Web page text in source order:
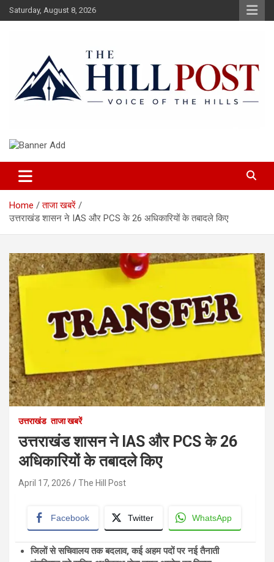
Skip
to
Saturday, August 8, 2026
The Hillpost
Home
ताजा खबरें
उत्तराखंड शासन ने IAS और PCS के 26 अधिकारियों के तबादले किए
उत्तराखंड ताजा खबरें
उत्तराखंड शासन ने IAS और PCS के 26
अधिकारियों के तबादले किए
April 17, 2026 The Hill Post
Facebook Twitter WhatsApp
जिलों से सचिवालय तक बदलाव, कई अहम पदों पर नई तैनाती